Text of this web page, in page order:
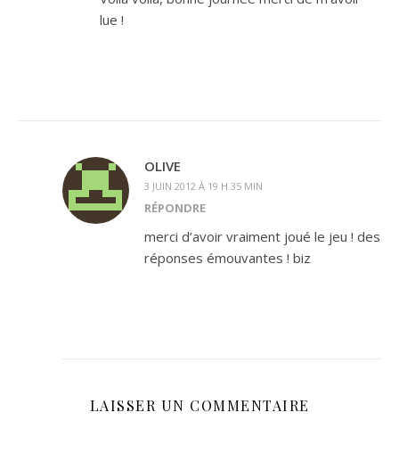
lue !
OLIVE
3 JUIN 2012 À 19 H 35 MIN
RÉPONDRE
merci d’avoir vraiment joué le jeu ! des
réponses émouvantes ! biz
LAISSER UN COMMENTAIRE